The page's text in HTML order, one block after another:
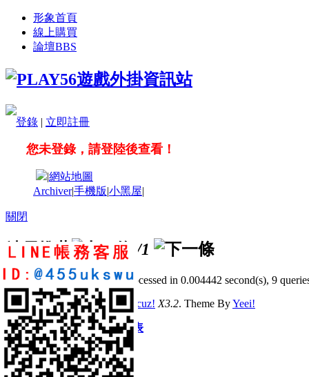
形象首頁
線上購買
論壇BBS
登錄 | 立即註冊
您未登錄，請登陸後查看！
|網站地圖
Archiver|手機版|小黑屋|
關閉
站長推薦 /1
GMT+8, 2026-8-6 10:56, Processed in 0.004442 second(s), 9
© 2001-2011 Powered byDiscuz! X3.2. Theme ByYeei!
快速回復 返回頂部 返回列表